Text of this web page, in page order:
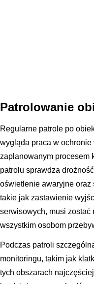
Patrolowanie
Regularne patrole po
wygląda praca w
zaplanowanym procesem
patrolu sprawdza
oświetlenie awaryjne oraz
takie jak zastawienie
serwisowych, musi zostać
wszystkim osobom
Podczas patroli
monitoringu, takim jak
tych obszarach